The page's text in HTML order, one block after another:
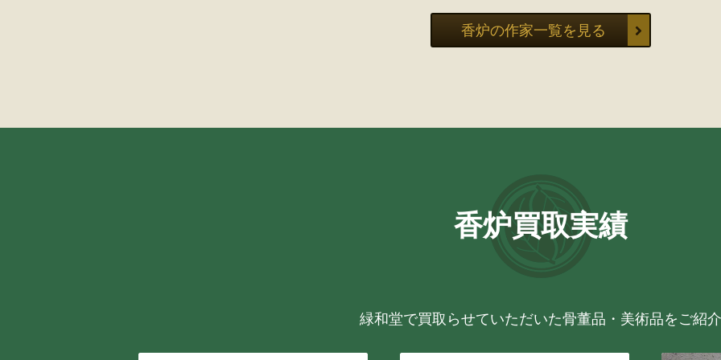
香炉の作家一覧を見る
香炉買取実績
緑和堂で買取らせていただいた骨董品・美術品をご紹介